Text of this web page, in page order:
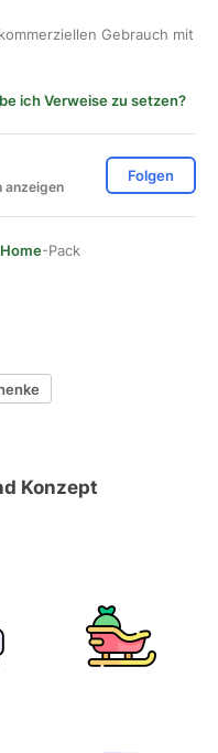
Gebrauch mit
ich Verweise zu setzen?
anzeigen
Folgen
-Pack
Konzept